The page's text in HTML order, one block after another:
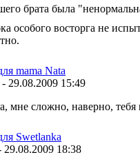
брата была
особого восторга не
- 29.08.2009 15:49
мне сложно, наверно,
29.08.2009 18:38